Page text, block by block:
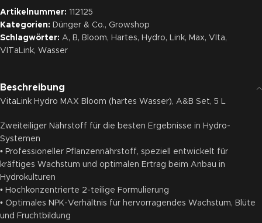
Artikelnummer: 112125
Kategorien: Dünger & Co., Growshop
Schlagwörter: A, B, Bloom, Hartes, Hydro, Link, Max, VIta,
VITaLink, Wasser
Beschreibung
VitaLink Hydro MAX Bloom (hartes Wasser), A&B Set, 5 L
Zweiteiliger Nährstoff für die besten Ergebnisse in Hydro-
Systemen
• Professioneller Pflanzennährstoff, speziell entwickelt für
kräftiges Wachstum und optimalen Ertrag beim Anbau in
Hydrokulturen
• Hochkonzentrierte 2-teilige Formulierung
• Optimales NPK-Verhältnis für hervorragendes Wachstum, Blüte
und Fruchtbildung